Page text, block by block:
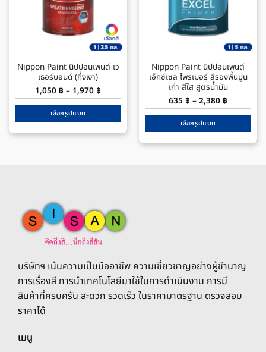
Nippon Paint นิปปอนเพนต์ เว
เธอร์บอนด์ (กึ่งเงา)
1,050 ฿ – 1,970 ฿Price
range:
1,050 ฿
1,970 ฿
เลือกรูปแบบ
product
may
be
chosen
the
product
page
Nippon Paint นิปปอนเพนต์
เอ็กซ์เซล ไพรเมอร์ สีรองพื้นปูน
เก่า สีใส สูตรน้ำมัน
635 ฿ – 2,380 ฿Price
range:
635 ฿
2,380 ฿
เลือกรูปแบบ
product
on
product
page
บริษัทฯ เน้นความเป็นมืออาชีพ ความเชี่ยวชาญอย่างผู้ชำนาญ
การเรื่องสี การนำเทคโนโลยีมาใช้ในการดำเนินงาน การมี
สินค้าที่ครบครัน สะดวก รวดเร็ว ในราคามาตรฐาน ตรวจสอบ
ราคาได้
เมนู